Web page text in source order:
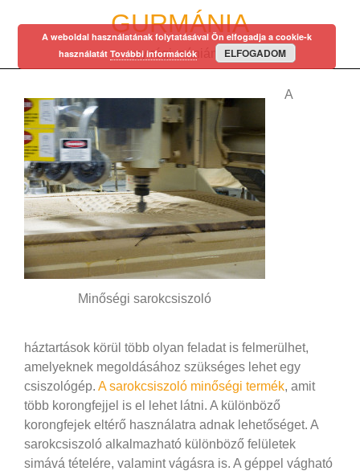
GURMÁNIA
egy régi mániám…
Minőségi sarokcsiszoló
A
háztartások körül több olyan feladat is felmerülhet,
amelyeknek megoldásához szükséges lehet egy
csiszológép. A sarokcsiszoló minőségi termék, amit
több korongfejjel is el lehet látni. A különböző
korongfejek eltérő használatra adnak lehetőséget. A
sarokcsiszoló alkalmazható különböző felületek
simává tételére, valamint vágásra is. A géppel vágható
A weboldal használatának folytatásával Ön elfogadja a cookie-k
használatát További információk ELFOGADOM